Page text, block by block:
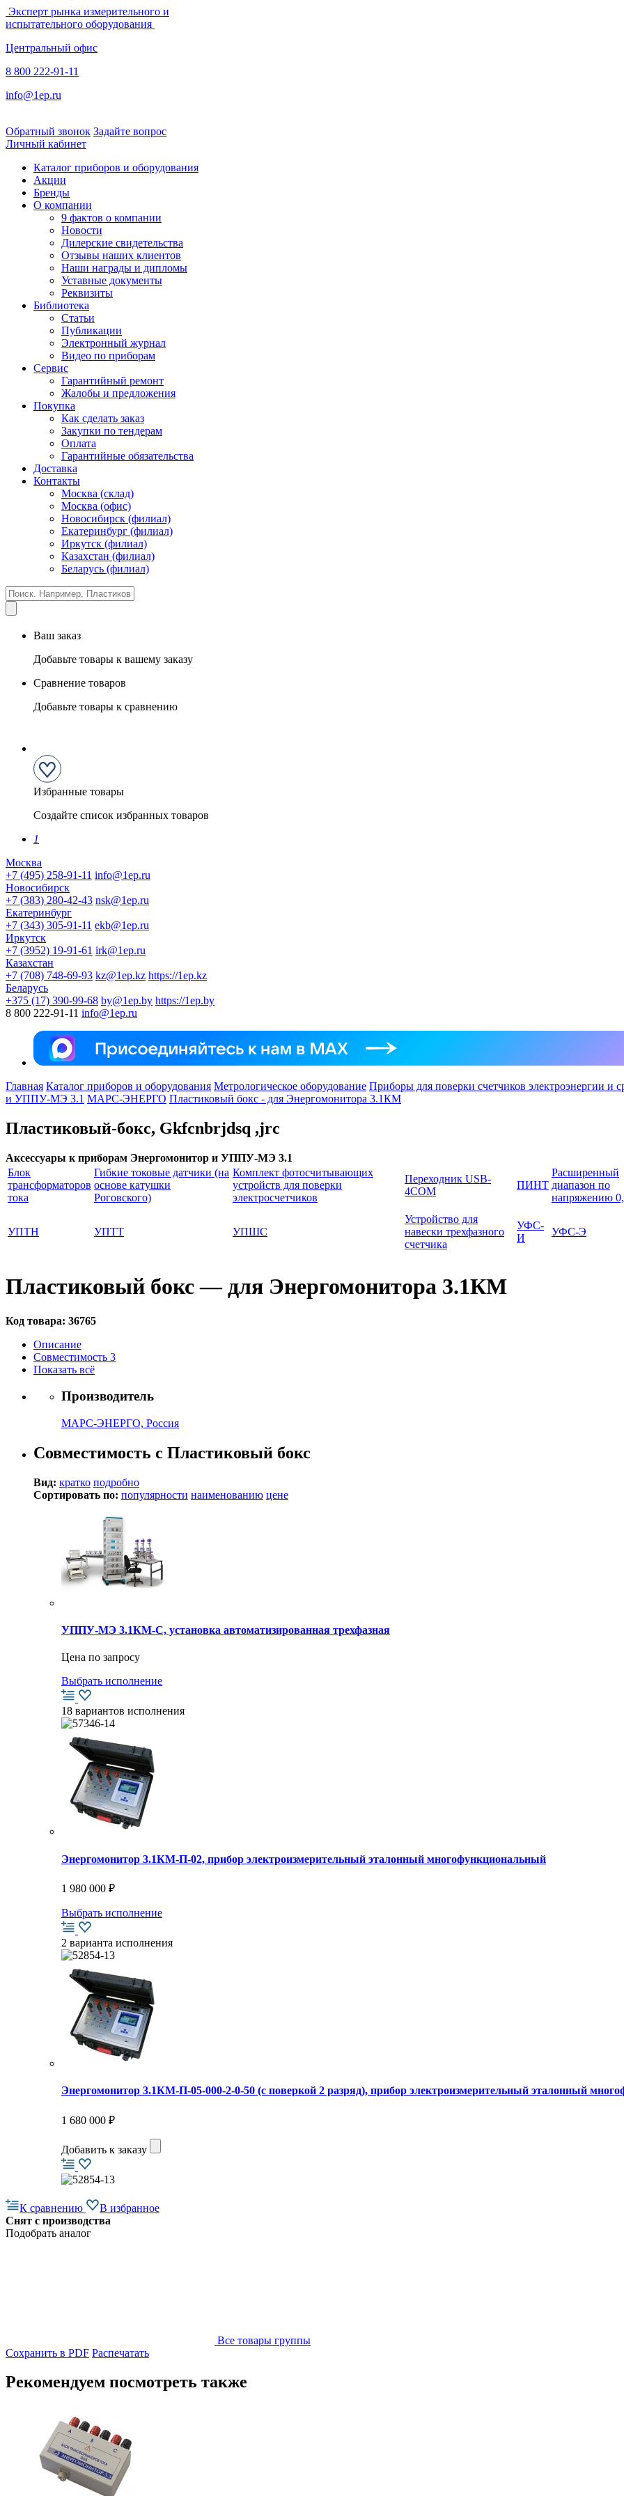
Эксперт рынка измерительного и
испытательного оборудования
Центральный офис
8 800 222-91-11
info@1ep.ru
Обратный звонок Задайте вопрос
Личный кабинет
Каталог приборов и оборудования
Акции
Бренды
О компании
9 фактов о компании
Новости
Дилерские свидетельства
Отзывы наших клиентов
Наши награды и дипломы
Уставные документы
Реквизиты
Библиотека
Статьи
Публикации
Электронный журнал
Видео по приборам
Сервис
Гарантийный ремонт
Жалобы и предложения
Покупка
Как сделать заказ
Закупки по тендерам
Оплата
Гарантийные обязательства
Доставка
Контакты
Москва (склад)
Москва (офис)
Новосибирск (филиал)
Екатеринбург (филиал)
Иркутск (филиал)
Казахстан (филиал)
Беларусь (филиал)
Ваш заказ
Добавьте товары к вашему заказу
Сравнение товаров
Добавьте товары к сравнению
Избранные товары
Создайте список избранных товаров
1
Москва
+7 (495) 258-91-11 info@1ep.ru
Новосибирск
+7 (383) 280-42-43 nsk@1ep.ru
Екатеринбург
+7 (343) 305-91-11 ekb@1ep.ru
Иркутск
+7 (3952) 19-91-61 irk@1ep.ru
Казахстан
+7 (708) 748-69-93 kz@1ep.kz https://1ep.kz
Беларусь
+375 (17) 390-99-68 by@1ep.by https://1ep.by
8 800 222-91-11 info@1ep.ru
Главная Каталог приборов и оборудования Метрологическое оборудование Приборы для поверки счетчиков электроэнергии и
и УППУ-МЭ 3.1 МАРС-ЭНЕРГО Пластиковый бокс - для Энергомонитора 3.1КМ
Пластиковый-бокc, Gkfcnbrjdsq ,jrc
Аксессуары к приборам Энергомонитор и УППУ-МЭ 3.1
Блок
трансформаторов
тока
Гибкие токовые датчики (на
основе катушки
Роговского)
Комплект фотосчитывающих
устройств для поверки
электросчетчиков
Переходник USB-
4COM
ПИНТ
Расширенный
диапазон по
напряжению
УПТН УПТТ УПШС
Устройство для
навески трехфазного
счетчика
УФС-
И
УФС-Э
Пластиковый бокс — для Энергомонитора 3.1КМ
Код товара: 36765
Описание
Совместимость 3
Показать всё
Производитель
МАРС-ЭНЕРГО, Россия
Совместимость с Пластиковый бокс
Вид: кратко подробно
Сортировать по: популярности наименованию цене
УППУ-МЭ 3.1КМ-С, установка автоматизированная трехфазная
Цена по запросу
Выбрать исполнение
18 вариантов исполнения
Энергомонитор 3.1КМ-П-02, прибор электроизмерительный эталонный многофункциональный
1 980 000 ₽
Выбрать исполнение
2 варианта исполнения
Энергомонитор 3.1КМ-П-05-000-2-0-50 (с поверкой 2 разряд), прибор электроизмерительный эталонный
1 680 000 ₽
Добавить к заказу
К сравнению
В избранное
Снят с производства
Подобрать аналог
Все товары группы
Сохранить в PDF Распечатать
Рекомендуем посмотреть также